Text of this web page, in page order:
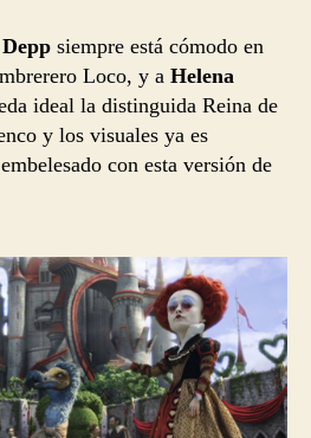
siempre está cómodo en
Loco, y a Helena
ideal la distinguida Reina de
y los visuales ya es
con esta versión de